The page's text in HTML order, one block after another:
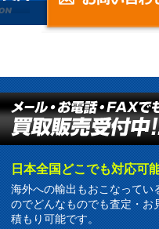
日本全国どこでも対応可
海外への輸出もおこなってい
のでどんなものでも査定・お
積もり可能です。